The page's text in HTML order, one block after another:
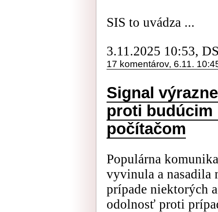
SIS to uvádza ...
3.11.2025 10:53,
17 komentárov, 6.11.
Signal
proti budúcim
počítačom
Populárna
vyvinula a
prípade niektorých
odolnosť proti